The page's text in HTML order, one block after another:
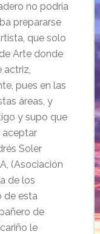
no podría
prepararse
que solo
Arte donde
actriz,
pues en las
áreas, y
y supo que
aceptar
Soler
(Asociación
de los
de esta
de
le